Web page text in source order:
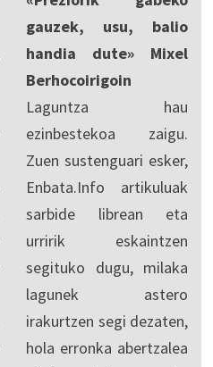
gauzek, usu, balio
handia dute» Mixel
Berhocoirigoin
Laguntza hau
ezinbestekoa zaigu.
Zuen sustenguari esker,
Enbata.Info artikuluak
sarbide librean eta
urririk eskaintzen
segituko dugu, milaka
lagunek astero
irakurtzen segi dezaten,
hola erronka abertzalea